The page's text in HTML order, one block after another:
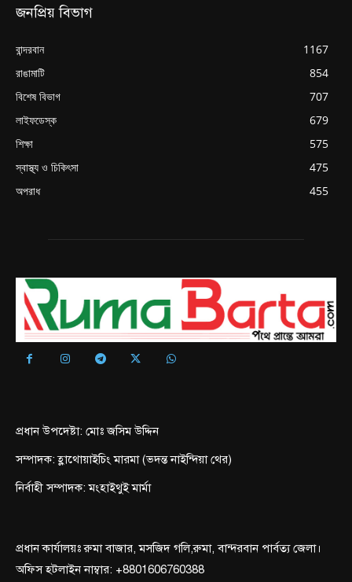
জনপ্রিয় বিভাগ
বান্দরবান
1167
রাঙামাটি
854
বিশেষ বিভাগ
707
লাইফডেস্ক
679
শিক্ষা
575
স্বাস্থ্য ও চিকিৎসা
475
অপরাধ
455
প্রধান উপদেষ্টা: মোঃ জসিম উদ্দিন
সম্পাদক: হ্লাথোয়াইচিং মারমা (ভদন্ত নাইন্দিয়া থের)
নির্বাহী সম্পাদক: মংহাইথুই মার্মা
প্রধান কার্যালয়ঃ রুমা বাজার, মসজিদ গলি,রুমা, বান্দরবান পার্বত্য জেলা।
অফিস হটলাইন নাম্বার: +8801606760388